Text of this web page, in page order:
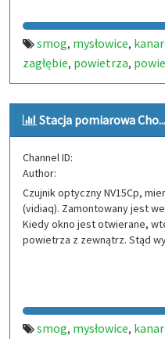
smog, mysłowice,
zagłębie, powietrza,
Stacja pomiarowa Cho...
Channel ID:
Author:
Czujnik optyczny NV15Cp,
(vidiaq). Zamontowany jest
Kiedy okno jest otwierane,
powietrza z zewnątrz. Stąd
smog, mysłowice,